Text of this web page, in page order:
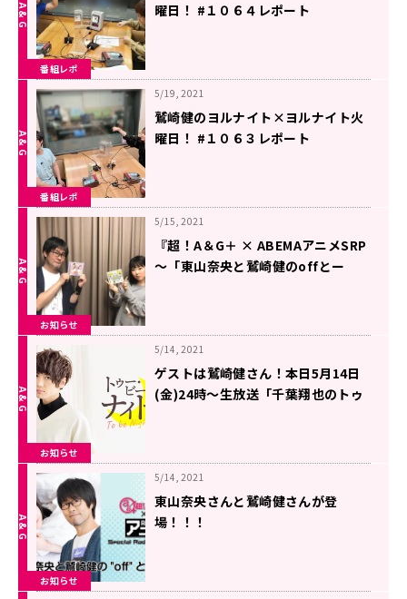
番組レポ
曜日！ #１０６４レポート
番組レポ
5/19, 2021
鷲崎健のヨルナイト×ヨルナイト火
曜日！ #１０６３レポート
お知らせ
5/15, 2021
『超！A＆G＋ × ABEMAアニメSRP
～「東山奈央と鷲崎健のoffとー
お知らせ
5/14, 2021
ゲストは鷲崎健さん！本日5月14日
(金)24時～生放送「千葉翔也のトゥ
お知らせ
5/14, 2021
東山奈央さんと鷲崎健さんが登
場！！！